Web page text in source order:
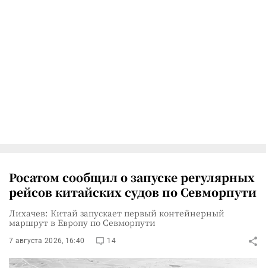
Росатом сообщил о запуске регулярных
рейсов китайских судов по Севморпути
Лихачев: Китай запускает первый контейнерный
маршрут в Европу по Севморпути
7 августа 2026, 16:40 14